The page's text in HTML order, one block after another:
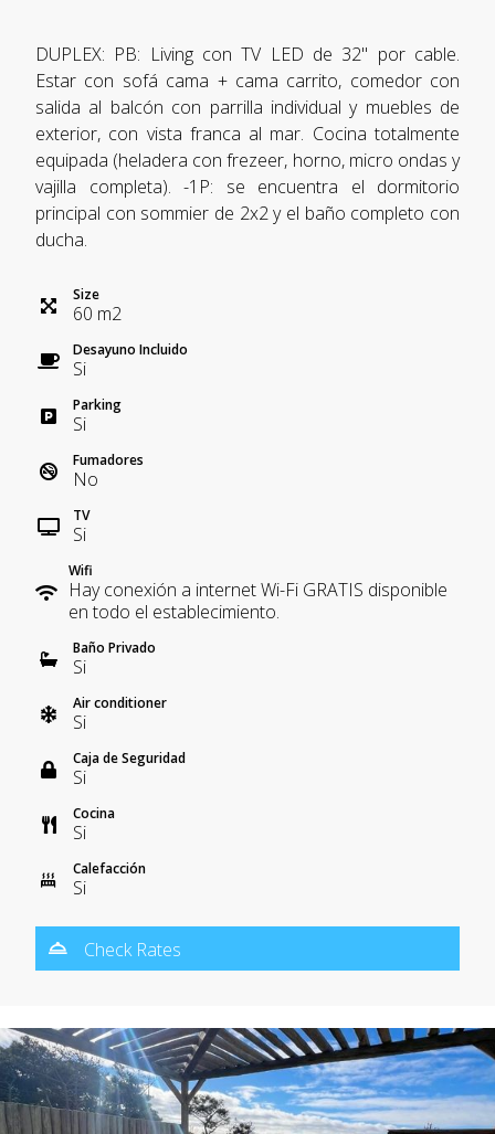
DUPLEX: PB: Living con TV LED de 32" por cable.
Estar con sofá cama + cama carrito, comedor con
salida al balcón con parrilla individual y muebles de
exterior, con vista franca al mar. Cocina totalmente
equipada (heladera con frezeer, horno, micro ondas y
vajilla completa). -1P: se encuentra el dormitorio
principal con sommier de 2x2 y el baño completo con
ducha.
Size
60 m2
Desayuno Incluido
Si
Parking
Si
Fumadores
No
TV
Si
Wifi
Hay conexión a internet Wi-Fi GRATIS disponible
en todo el establecimiento.
Baño Privado
Si
Air conditioner
Si
Caja de Seguridad
Si
Cocina
Si
Calefacción
Si
Check Rates